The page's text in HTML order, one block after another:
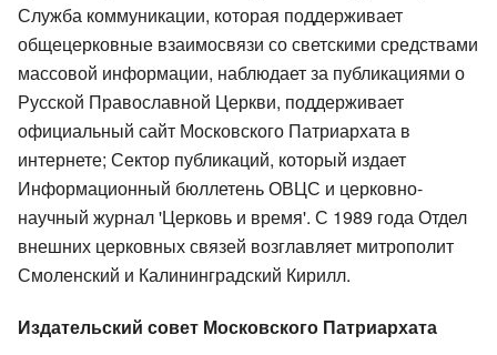
Служба коммуникации, которая поддерживает
общецерковные взаимосвязи со светскими средствами
массовой информации, наблюдает за публикациями о
Русской Православной Церкви, поддерживает
официальный сайт Московского Патриархата в
интернете; Сектор публикаций, который издает
Информационный бюллетень ОВЦС и церковно-
научный журнал 'Церковь и время'. С 1989 года Отдел
внешних церковных связей возглавляет митрополит
Смоленский и Калининградский Кирилл.
Издательский совет Московского Патриархата